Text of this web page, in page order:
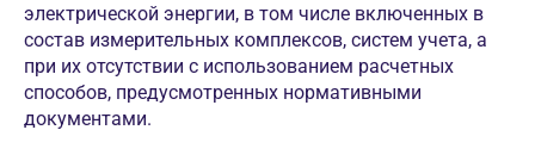
электрической энергии, в том числе включенных в
состав измерительных комплексов, систем учета, а
при их отсутствии с использованием расчетных
способов, предусмотренных нормативными
документами.